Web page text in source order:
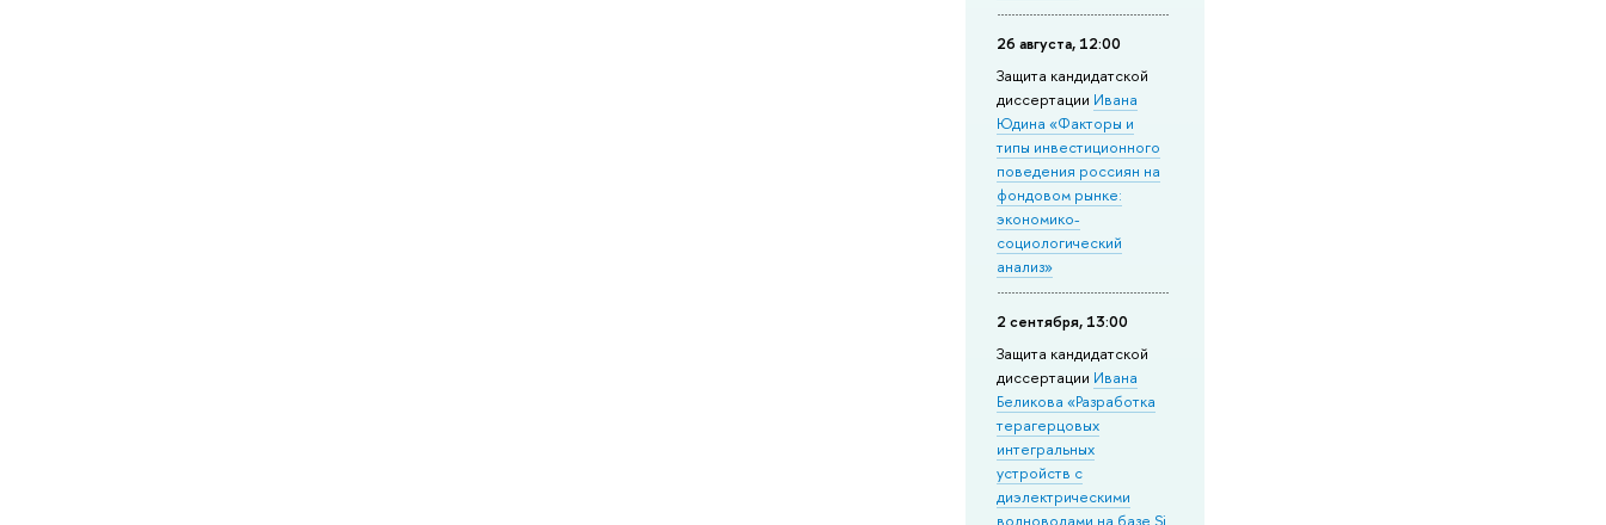
26 августа, 12:00
Защита кандидатской
диссертации Ивана
Юдина «Факторы и
типы инвестиционного
поведения россиян на
фондовом рынке:
экономико-
социологический
анализ»
2 сентября, 13:00
Защита кандидатской
диссертации Ивана
Беликова «Разработка
терагерцовых
интегральных
устройств с
диэлектрическими
волноводами на базе Si